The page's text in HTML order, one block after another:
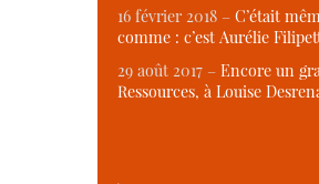
16 février 2018 – C’était
comme : c’est Aurélie
29 août 2017 – Encore un
Ressources, à Louise